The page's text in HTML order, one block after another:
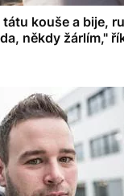
kouše a bije,
někdy žárlím,"